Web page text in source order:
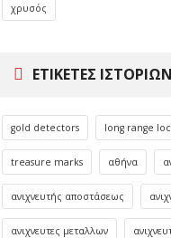
χρυσός
ΕΤΙΚΈΤΕΣ ΙΣΤΟΡΙΏΝ
gold detectors long range
treasure marks αθήνα
ανιχνευτής αποστάσεως
ανιχνευτες μεταλλων